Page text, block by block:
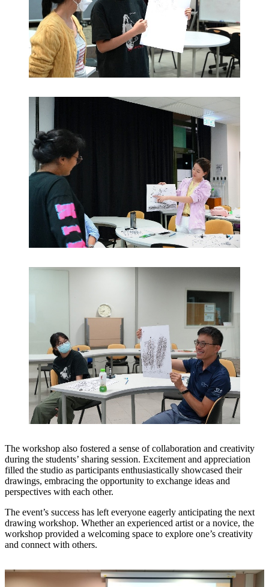
The workshop also fostered a sense of collaboration and creativity
during the students’ sharing session. Excitement and appreciation
filled the studio as participants enthusiastically showcased their
drawings, embracing the opportunity to exchange ideas and
perspectives with each other.
The event’s success has left everyone eagerly anticipating the next
drawing workshop. Whether an experienced artist or a novice, the
workshop provided a welcoming space to explore one’s creativity
and connect with others.